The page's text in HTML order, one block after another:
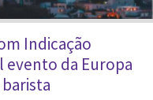
Indicação
evento da Europa